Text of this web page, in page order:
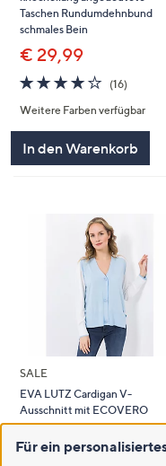
Taschen Rundumdehnbund
schmales Bein
€ 29,99
3.9
von
5
(16)
Weitere Farben verfügbar
In den Warenkorb
SALE
EVA LUTZ Cardigan V-
Ausschnitt mit ECOVERO
Viskose leger weit
€ 35,99
Für ein